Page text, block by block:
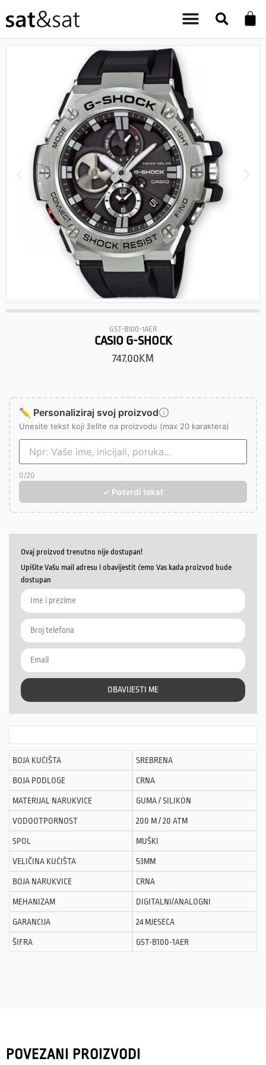
GST-B100-1AER
CASIO G-SHOCK
747.00KM
✏️ Personaliziraj svoj proizvod
Unesite tekst koji želite na proizvodu (max 20 karaktera)
0/20
✓ Potvrdi tekst
Ovaj proizvod trenutno nije dostupan!
Upišite Vašu mail adresu i obavijestit ćemo Vas kada proizvod bude
dostupan
OBAVIJESTI ME
BOJA KUĆIŠTA SREBRENA
BOJA PODLOGE CRNA
MATERIJAL NARUKVICE GUMA / SILIKON
VODOOTPORNOST 200 M / 20 ATM
SPOL MUŠKI
VELIČINA KUĆIŠTA 53MM
BOJA NARUKVICE CRNA
MEHANIZAM DIGITALNI/ANALOGNI
GARANCIJA 24 MJESECA
ŠIFRA GST-B100-1AER
POVEZANI PROIZVODI